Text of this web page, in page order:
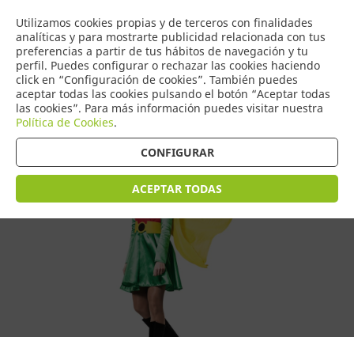
Utilizamos cookies propias y de terceros con finalidades
analíticas y para mostrarte publicidad relacionada con tus
preferencias a partir de tus hábitos de navegación y tu
perfil. Puedes configurar o rechazar las cookies haciendo
click en “Configuración de cookies”. También puedes
aceptar todas las cookies pulsando el botón “Aceptar todas
las cookies”. Para más información puedes visitar nuestra
Política de Cookies.
CONFIGURAR
ACEPTAR TODAS
0
COMERCIO
DE TORRIJOS
Tienda > Disfraces Adulto > Disfraces de Mujer